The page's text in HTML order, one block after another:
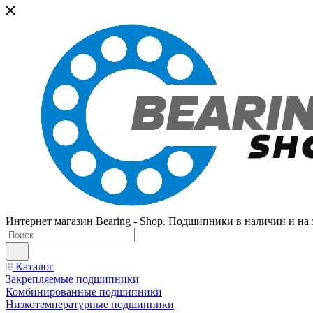
Интернет магазин Bearing - Shop. Подшипники в наличии и на
Каталог
Закрепляемые подшипники
Комбинированные подшипники
Низкотемпературные подшипники